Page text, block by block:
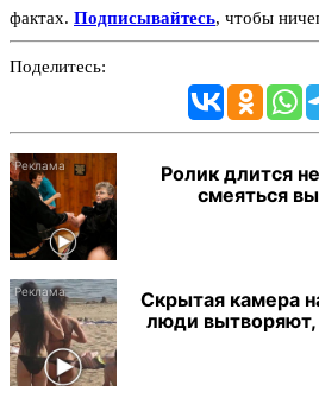
фактах. Подписывайтесь, чтобы
Поделитесь:
Ролик длится
смеяться
Скрытая камера
люди вытворяют,